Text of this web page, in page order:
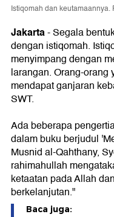
Istiqomah dan keutamaannya.
Jakarta-Segala
dengan istiqomah.
menyimpang dengan
larangan. Orang-orang
mendapat ganjaran
SWT.
Ada beberapa
dalam buku berjudul
Musnid al-Qahthany,
rahimahullah
ketaatan pada Allah
berkelanjutan."
Baca juga: